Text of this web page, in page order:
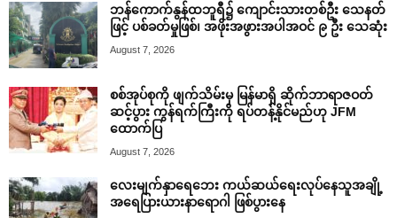
ဘန်ကောက်နွန်ထဘူရီ၌ ကျောင်းသားတစ်ဦး သေနတ်
ဖြင့် ပစ်ခတ်မှုဖြစ်၊ အဖိုးအဖွားအပါအဝင် ၉ ဦး သေဆုံး
August 7, 2026
စစ်အုပ်စုကို ဖျက်သိမ်းမှ မြန်မာရှိ ဆိုက်ဘာရာဇဝတ်
ဆင့်ပွား ကွန်ရက်ကြီးကို ရပ်တန့်နိုင်မည်ဟု JFM
ထောက်ပြ
August 7, 2026
လေးမျက်နှာရေဘေး ကယ်ဆယ်ရေးလုပ်နေသူအချို့
အရေပြားယားနာရောဂါ ဖြစ်ပွားနေ